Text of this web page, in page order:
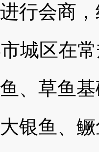
行会商
城区在
、草鱼
银鱼、